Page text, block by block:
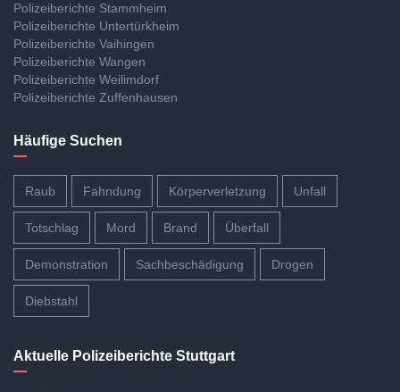
Polizeiberichte Stammheim
Polizeiberichte Untertürkheim
Polizeiberichte Vaihingen
Polizeiberichte Wangen
Polizeiberichte Weilimdorf
Polizeiberichte Zuffenhausen
Häufige Suchen
Raub Fahndung Körperverletzung Unfall
Totschlag Mord Brand Überfall
Demonstration Sachbeschädigung Drogen
Diebstahl
Aktuelle Polizeiberichte Stuttgart